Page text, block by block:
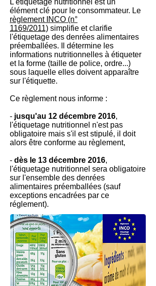
L'étiquetage nutritionnel est un
élément clé pour le consommateur. Le
règlement INCO (n°
1169/2011) simplifie et clarifie
l'étiquetage des denrées alimentaires
préemballées. Il détermine les
informations nutritionnelles à étiqueter
et la forme (taille de police, ordre...)
sous laquelle elles doivent apparaître
sur l'étiquette.
Ce règlement nous informe :
- jusqu'au 12 décembre 2016,
l'étiquetage nutritionnel n'est pas
obligatoire mais s'il est stipulé, il doit
alors être conforme au règlement,
- dès le 13 décembre 2016,
l'étiquetage nutritionnel sera obligatoire
sur l'ensemble des denrées
alimentaires préemballées (sauf
exceptions encadrées par ce
réglement).